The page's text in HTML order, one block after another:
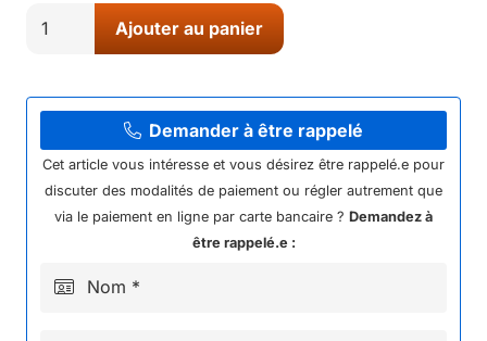
PRISE
CHARGE
PANTHER
2000W
Ajouter au panier
Demander à être rappelé
Cet article vous intéresse et vous désirez être rappelé.e pour
discuter des modalités de paiement ou régler autrement que
via le paiement en ligne par carte bancaire ? Demandez à
être rappelé.e :
Nom *